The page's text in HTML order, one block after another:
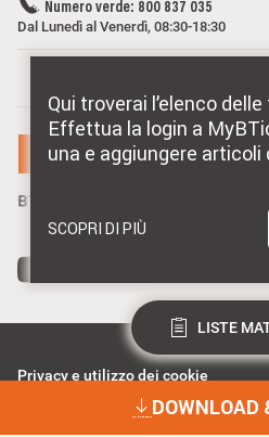
DOWNLOAD
Qui troverai l’elenco
Effettua la login a
una e aggiungere articoli
SCOPRI DI PIÙ
LISTE
Numero verde: 800 837 035
Dal Lunedì al Venerdì, 08:30-18:30
Privacy e utilizzo dei cookie
Data Privacy e Cybersecurity